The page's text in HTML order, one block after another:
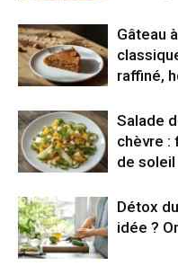
Gâteau
raffiné,
Salade
chèvre :
de soleil
Détox
idée ?